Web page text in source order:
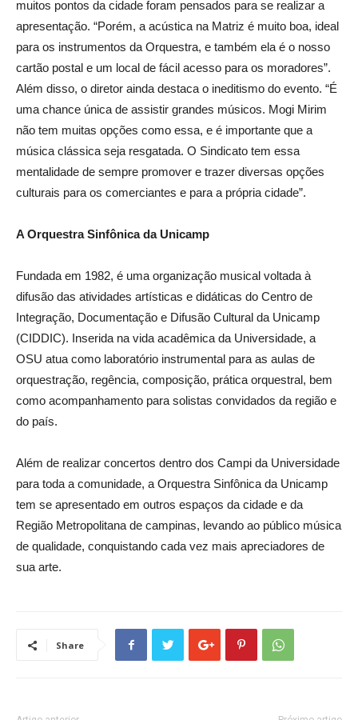
muitos pontos da cidade foram pensados para se realizar a
apresentação. “Porém, a acústica na Matriz é muito boa, ideal
para os instrumentos da Orquestra, e também ela é o nosso
cartão postal e um local de fácil acesso para os moradores”.
Além disso, o diretor ainda destaca o ineditismo do evento. “É
uma chance única de assistir grandes músicos. Mogi Mirim
não tem muitas opções como essa, e é importante que a
música clássica seja resgatada. O Sindicato tem essa
mentalidade de sempre promover e trazer diversas opções
culturais para os comerciantes e para a própria cidade”.
A Orquestra Sinfônica da Unicamp
Fundada em 1982, é uma organização musical voltada à
difusão das atividades artísticas e didáticas do Centro de
Integração, Documentação e Difusão Cultural da Unicamp
(CIDDIC). Inserida na vida acadêmica da Universidade, a
OSU atua como laboratório instrumental para as aulas de
orquestração, regência, composição, prática orquestral, bem
como acompanhamento para solistas convidados da região e
do país.
Além de realizar concertos dentro dos Campi da Universidade
para toda a comunidade, a Orquestra Sinfônica da Unicamp
tem se apresentado em outros espaços da cidade e da
Região Metropolitana de campinas, levando ao público música
de qualidade, conquistando cada vez mais apreciadores de
sua arte.
Share